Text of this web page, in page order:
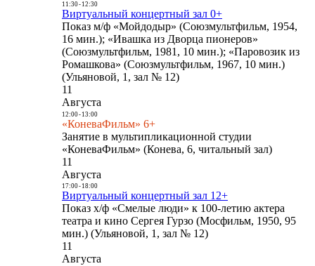
11:30- 12:30
Виртуальный концертный зал 0+
Показ м/ф «Мойдодыр» (Союзмультфильм, 1954,
16 мин.); «Ивашка из Дворца пионеров»
(Союзмультфильм, 1981, 10 мин.); «Паровозик из
Ромашкова» (Союзмультфильм, 1967, 10 мин.)
(Ульяновой, 1, зал № 12)
11
Августа
12:00- 13:00
«КоневаФильм» 6+
Занятие в мультипликационной студии
«КоневаФильм» (Конева, 6, читальный зал)
11
Августа
17:00- 18:00
Виртуальный концертный зал 12+
Показ х/ф «Смелые люди» к 100-летию актера
театра и кино Сергея Гурзо (Мосфильм, 1950, 95
мин.) (Ульяновой, 1, зал № 12)
11
Августа